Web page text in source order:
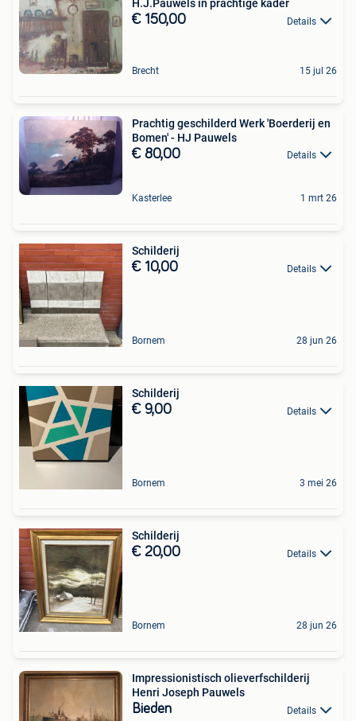
H.J.Pauwels in prachtige kader
€ 150,00 Details
Brecht 15 jul 26
Prachtig geschilderd Werk 'Boerderij en
Bomen' - HJ Pauwels
€ 80,00 Details
Kasterlee 1 mrt 26
Schilderij
€ 10,00 Details
Bornem 28 jun 26
Schilderij
€ 9,00 Details
Bornem 3 mei 26
Schilderij
€ 20,00 Details
Bornem 28 jun 26
Impressionistisch olieverfschilderij
Henri Joseph Pauwels
Bieden Details